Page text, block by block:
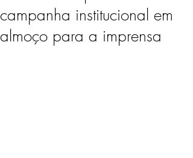
campanha institucional em
almoço para a imprensa